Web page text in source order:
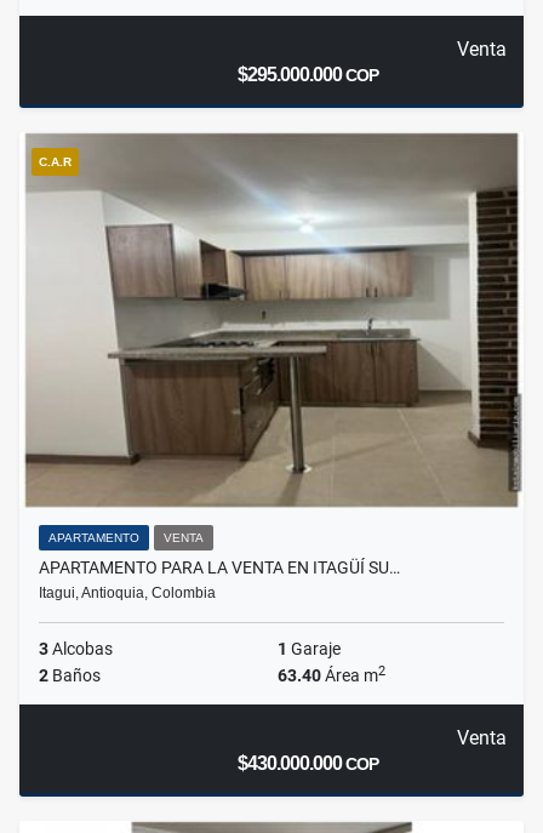
Venta
$295.000.000COP
C.A.R
APARTAMENTO VENTA
APARTAMENTO PARA LA VENTA EN ITAGÜÍ SU…
Itagui, Antioquia, Colombia
3Alcobas 1 Garaje
2 Baños 63.40Área m2
Venta
$430.000.000COP